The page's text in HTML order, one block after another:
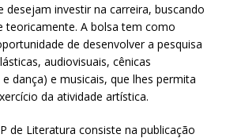
desejam investir na carreira, buscando
teoricamente. A bolsa tem como
de desenvolver a pesquisa
audiovisuais, cênicas
dança) e musicais, que lhes permita
da atividade artística.
de Literatura consiste na publicação